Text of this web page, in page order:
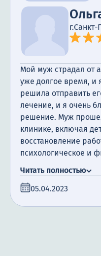
Мой муж страдал от
уже долгое время, и
решила отправить
лечение, и я очень
решение. Муж
клинике, включая
восстановление
психологическое и
благодарна за
получили. Сегодня
Читать полностью
05.04.2023